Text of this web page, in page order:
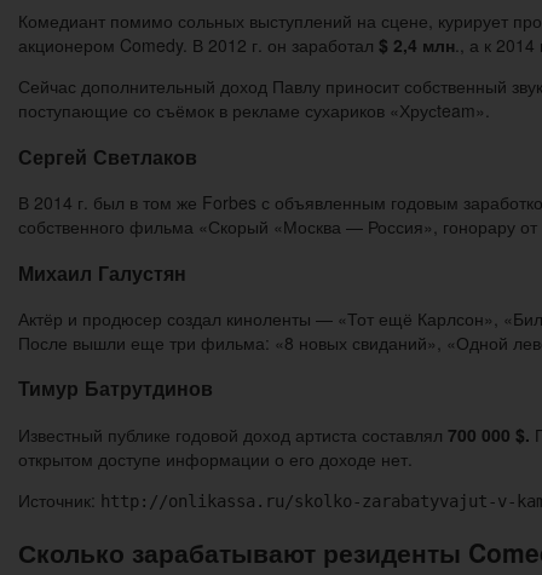
Комедиант помимо сольных выступлений на сцене, курирует
акционером Comedy. В 2012 г. он заработал $ 2,4 млн., а к
Сейчас дополнительный доход Павлу приносит собственный
поступающие со съёмок в рекламе сухариков «Хрусteam».
Сергей Светлаков
В 2014 г. был в том же Forbes с объявленным годовым
собственного фильма «Скорый «Москва — Россия», гонорару
Михаил Галустян
Актёр и продюсер создал киноленты — «Тот ещё Карлсон»,
После вышли еще три фильма: «8 новых свиданий», «Одной
Тимур Батрутдинов
Известный публике годовой доход артиста составлял 700 000 $.
открытом доступе информации о его доходе нет.
Источник: http://onlikassa.ru/skolko-zarabatyvajut-v-
Сколько зарабатывают резиденты